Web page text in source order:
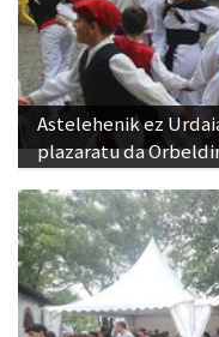
Astelehenik ez
plazaratu da